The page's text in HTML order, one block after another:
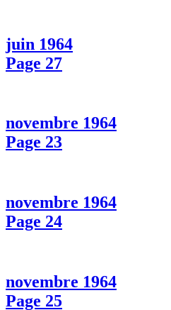
juin 1964
Page 27
novembre 1964
Page 23
novembre 1964
Page 24
novembre 1964
Page 25